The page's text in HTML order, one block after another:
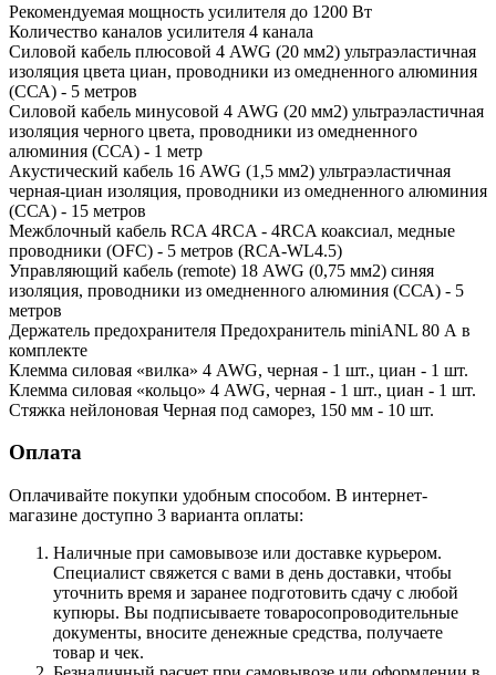
Рекомендуемая мощность усилителя до 1200 Вт
Количество каналов усилителя 4 канала
Силовой кабель плюсовой 4 AWG (20 мм2) ультраэластичная
изоляция цвета циан, проводники из омедненного алюминия
(ССА) - 5 метров
Силовой кабель минусовой 4 AWG (20 мм2) ультраэластичная
изоляция черного цвета, проводники из омедненного
алюминия (ССА) - 1 метр
Акустический кабель 16 AWG (1,5 мм2) ультраэластичная
черная-циан изоляция, проводники из омедненного алюминия
(ССА) - 15 метров
Межблочный кабель RCA 4RCA - 4RCA коаксиал, медные
проводники (OFC) - 5 метров (RCA-WL4.5)
Управляющий кабель (remote) 18 AWG (0,75 мм2) синяя
изоляция, проводники из омедненного алюминия (ССА) - 5
метров
Держатель предохранителя Предохранитель miniANL 80 А в
комплекте
Клемма силовая «вилка» 4 AWG, черная - 1 шт., циан - 1 шт.
Клемма силовая «кольцо» 4 AWG, черная - 1 шт., циан - 1 шт.
Стяжка нейлоновая Черная под саморез, 150 мм - 10 шт.
Оплата
Оплачивайте покупки удобным способом. В интернет-
магазине доступно 3 варианта оплаты:
Наличные при самовывозе или доставке курьером.
Специалист свяжется с вами в день доставки, чтобы
уточнить время и заранее подготовить сдачу с любой
купюры. Вы подписываете товаросопроводительные
документы, вносите денежные средства, получаете
товар и чек.